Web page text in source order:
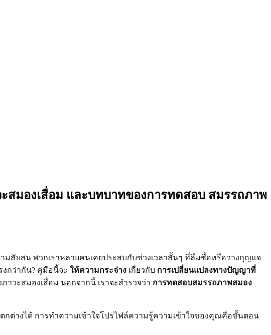
สมองเสื่อม และบทบาทของการทดสอบ สมรรถภาพ
สับสน พวกเราหลายคนเคยประสบกับช่วงเวลาสั้นๆ ที่ลืมชื่อหรือวางกุญแจ
กว่ากัน? คู่มือนี้จะ ให้ความกระจ่าง เกี่ยวกับ การเปลี่ยนแปลงทางปัญญาที่
วะสมองเสื่อม นอกจากนี้ เราจะสำรวจว่า การทดสอบสมรรถภาพสมอง
ต่างได้ การทำความเข้าใจโปรไฟล์ความรู้ความเข้าใจของคุณคือขั้นตอน